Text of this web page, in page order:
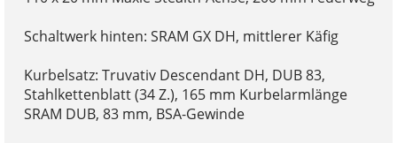
Schaltwerk hinten: SRAM GX DH, mittlerer Käfig
Kurbelsatz: Truvativ Descendant DH, DUB 83,
Stahlkettenblatt (34 Z.), 165 mm Kurbelarmlänge
SRAM DUB, 83 mm, BSA-Gewinde